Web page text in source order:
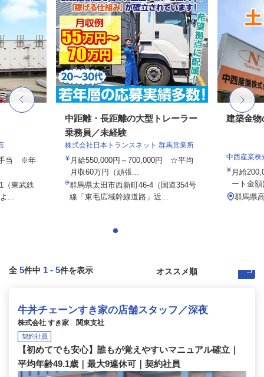
手当 ※年
（東武鉄
...
中距離・長距離の大型トレーラー
乗務員／未経験
株式会社日本トランスネット 群馬営業所
月給550,000円～700,000円 ☆平均
月収60万円（頑張...
群馬県太田市西新町46-4（国道354号
線「東毛広域幹線道路」近...
建築金物
中西産業
月給
ート金
群馬県
全 5件中 1 - 5件を表示
牛丼チェーンすき家の店舗スタッフ／深夜
株式会社 すき家 関東支社
契約社員
【初めてでも安心】誰もが覚えやすいマニュアル確立｜
平均年齢49.1歳｜最大9連休可｜契約社員